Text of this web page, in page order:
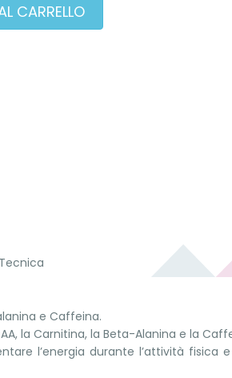
e Caffeina.
la Carnitina, la Beta-Alanina e la
l’energia durante l’attività